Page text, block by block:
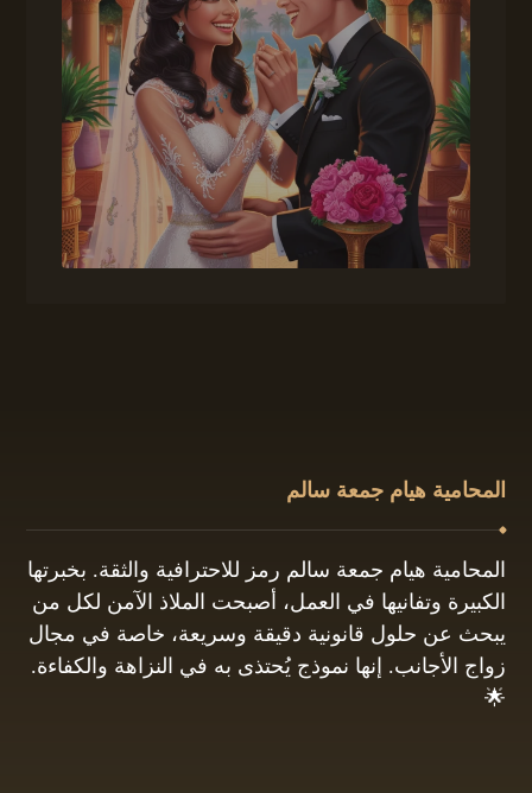
المحامية هيام جمعة سالم
المحامية هيام جمعة سالم رمز للاحترافية والثقة. بخبرتها
الكبيرة وتفانيها في العمل، أصبحت الملاذ الآمن لكل من
يبحث عن حلول قانونية دقيقة وسريعة، خاصة في مجال
زواج الأجانب. إنها نموذج يُحتذى به في النزاهة والكفاءة.
🌟